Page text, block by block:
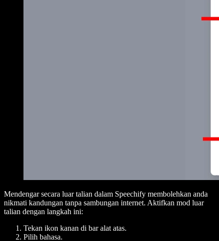
Mendengar secara luar talian dalam Speechify membolehkan anda
nikmati kandungan tanpa sambungan internet. Aktifkan mod luar
talian dengan langkah ini:
Tekan ikon kanan di bar alat atas.
Pilih bahasa.